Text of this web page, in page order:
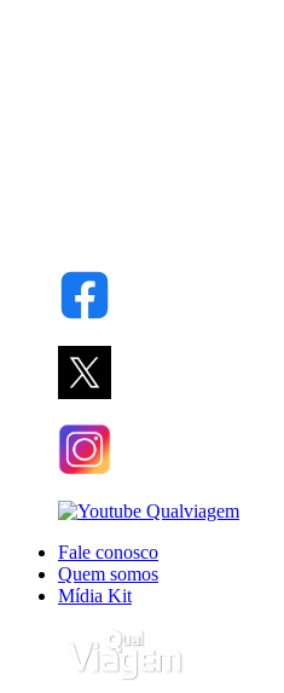
Fale conosco
Quem somos
Mídia Kit